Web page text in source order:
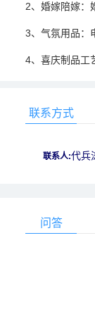
2、婚嫁陪嫁：
3、气氛用品：
4、喜庆制品工
联系方式
联系人:代兵
问答